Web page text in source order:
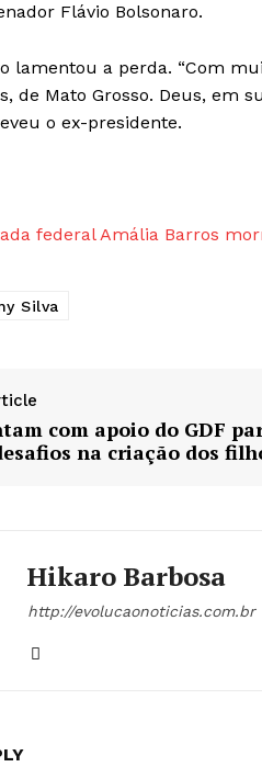
Flávio Bolsonaro.
lamentou a perda. “Com
de Mato Grosso. Deus, em
o ex-presidente.
federal Amália Barros
Silva
com apoio do GDF
na criação dos
Hikaro Barbosa
http://evolucaonoticias.com.br